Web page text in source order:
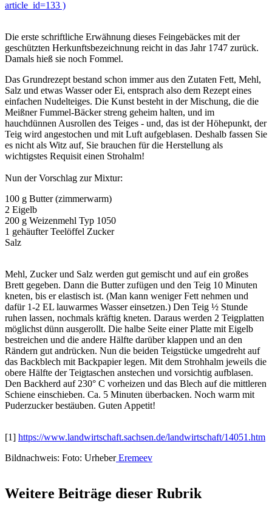
article_id=133 )
Die erste schriftliche Erwähnung dieses Feingebäckes mit der
geschützten Herkunftsbezeichnung reicht in das Jahr 1747 zurück.
Damals hieß sie noch Fommel.
Das Grundrezept bestand schon immer aus den Zutaten Fett, Mehl,
Salz und etwas Wasser oder Ei, entsprach also dem Rezept eines
einfachen Nudelteiges. Die Kunst besteht in der Mischung, die die
Meißner Fummel-Bäcker streng geheim halten, und im
hauchdünnen Ausrollen des Teiges - und, das ist der Höhepunkt, der
Teig wird angestochen und mit Luft aufgeblasen. Deshalb fassen Sie
es nicht als Witz auf, Sie brauchen für die Herstellung als
wichtigstes Requisit einen Strohalm!
Nun der Vorschlag zur Mixtur:
100 g Butter (zimmerwarm)
2 Eigelb
200 g Weizenmehl Typ 1050
1 gehäufter Teelöffel Zucker
Salz
Mehl, Zucker und Salz werden gut gemischt und auf ein großes
Brett gegeben. Dann die Butter zufügen und den Teig 10 Minuten
kneten, bis er elastisch ist. (Man kann weniger Fett nehmen und
dafür 1-2 EL lauwarmes Wasser einsetzen.) Den Teig ½ Stunde
ruhen lassen, nochmals kräftig kneten. Daraus werden 2 Teigplatten
möglichst dünn ausgerollt. Die halbe Seite einer Platte mit Eigelb
bestreichen und die andere Hälfte darüber klappen und an den
Rändern gut andrücken. Nun die beiden Teigstücke umgedreht auf
das Backblech mit Backpapier legen. Mit dem Strohhalm jeweils die
obere Hälfte der Teigtaschen anstechen und vorsichtig aufblasen.
Den Backherd auf 230° C vorheizen und das Blech auf die mittleren
Schiene einschieben. Ca. 5 Minuten überbacken. Noch warm mit
Puderzucker bestäuben. Guten Appetit!
[1] https://www.landwirtschaft.sachsen.de/landwirtschaft/14051.htm
Bildnachweis: Foto: UrheberEremeev
Weitere Beiträge dieser Rubrik